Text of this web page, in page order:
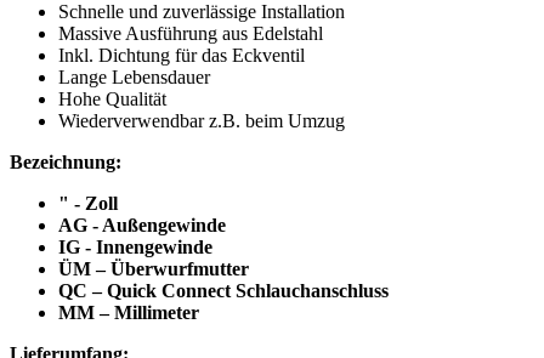
Schnelle und zuverlässige Installation
Massive Ausführung aus Edelstahl
Inkl. Dichtung für das Eckventil
Lange Lebensdauer
Hohe Qualität
Wiederverwendbar z.B. beim Umzug
Bezeichnung:
" - Zoll
AG - Außengewinde
IG - Innengewinde
ÜM – Überwurfmutter
QC – Quick Connect Schlauchanschluss
MM – Millimeter